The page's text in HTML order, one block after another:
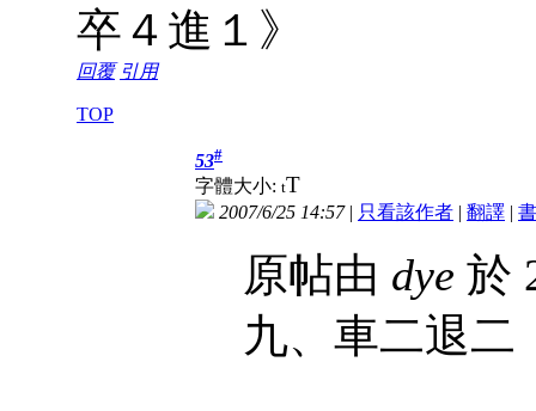
卒４進１》
回覆 引用
TOP
53#
字體大小: tT
2007/6/25 14:57| 只看該作者 | 翻譯 |
原帖由 dye 於
九、車二退